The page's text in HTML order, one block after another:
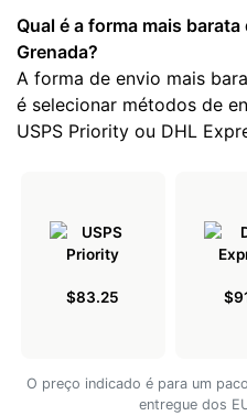
Qual é a forma mais
Grenada?
A forma de envio mais
é selecionar métodos de
USPS Priority ou DHL
$83.25
O preço indicado é para um
entregue dos